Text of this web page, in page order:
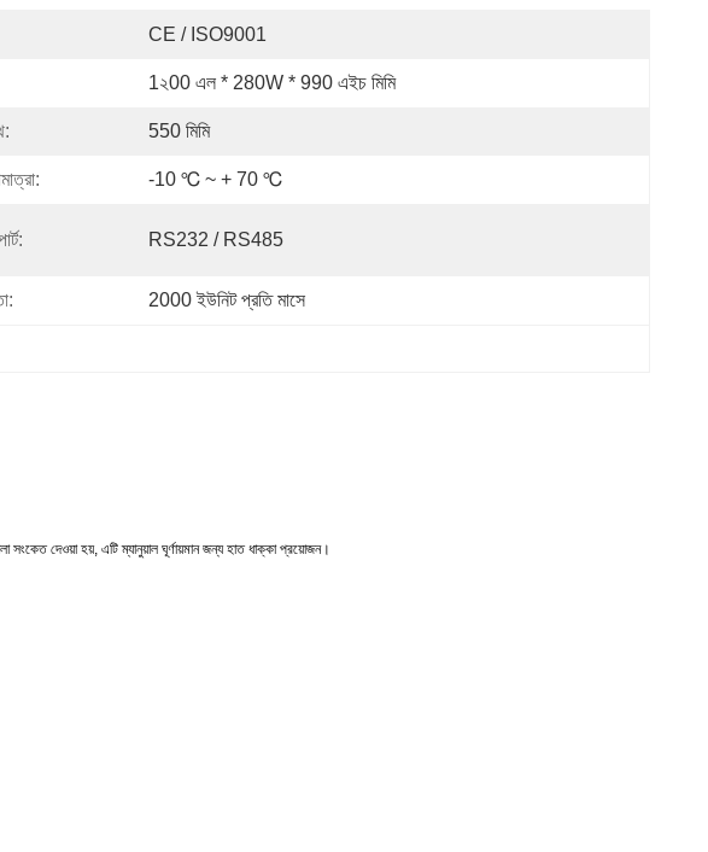
CE / ISO9001
1২00 এল * 280W * 990 এইচ মিমি
550 মিমি
-10 ℃ ~ + 70 ℃
RS232 / RS485
2000 ইউনিট প্রতি মাসে
সংকেত দেওয়া হয়, এটি ম্যানুয়াল ঘূর্ণায়মান জন্য হাত ধাক্কা প্রয়োজন।